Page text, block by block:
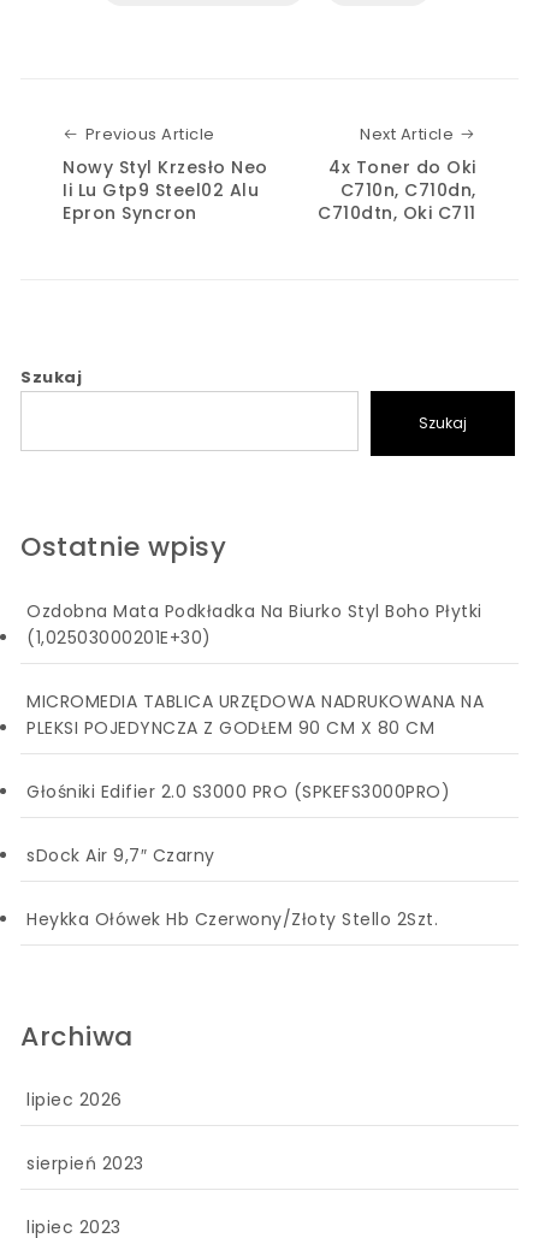
Previous Article
Nowy Styl Krzesło Neo
Ii Lu Gtp9 Steel02 Alu
Epron Syncron
Next Article
4x Toner do Oki
C710n, C710dn,
C710dtn, Oki C711
Szukaj
Szukaj
Ostatnie wpisy
Ozdobna Mata Podkładka Na Biurko Styl Boho Płytki
(1,02503000201E+30)
MICROMEDIA TABLICA URZĘDOWA NADRUKOWANA NA
PLEKSI POJEDYNCZA Z GODŁEM 90 CM X 80 CM
Głośniki Edifier 2.0 S3000 PRO (SPKEFS3000PRO)
sDock Air 9,7″ Czarny
Heykka Ołówek Hb Czerwony/Złoty Stello 2Szt.
Archiwa
lipiec 2026
sierpień 2023
lipiec 2023